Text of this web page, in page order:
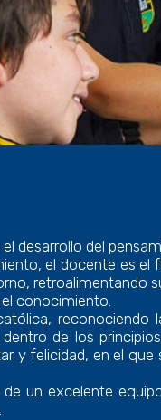
desarrollo del
el docente es
conocimiento.
de los
y felicidad, en el
un excelente